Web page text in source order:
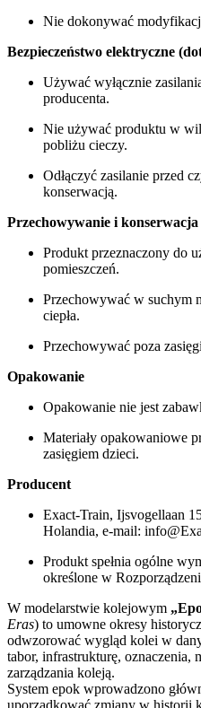
Nie dokonywać
Bezpieczeństwo elektryczne
Używać wyłącznie
producenta.
Nie używać produktu w
pobliżu cieczy.
Odłączyć zasilanie przed
konserwacją.
Przechowywanie i konserwacja
Produkt przeznaczony do
pomieszczeń.
Przechowywać w suchym
ciepła.
Przechowywać poza
Opakowanie
Opakowanie nie jest
Materiały opakowaniowe
zasięgiem dzieci.
Producent
Exact-Train, Ijsvogellaan
Holandia, e-mail:
Produkt spełnia ogólne
określone w
W modelarstwie kolejowym
Eras) to umowne okresy
odwzorować wygląd kolei w
tabor, infrastrukturę, oznaczenia,
zarządzania koleją.
System epok wprowadzono